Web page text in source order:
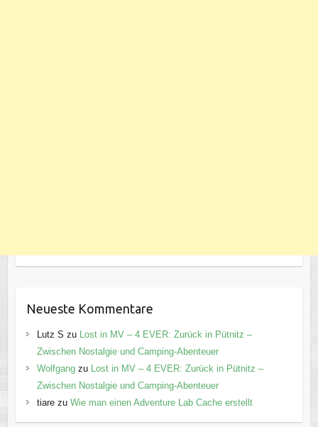
Neueste Kommentare
Lutz S zu Lost in MV – 4 EVER: Zurück in Pütnitz –
Zwischen Nostalgie und Camping-Abenteuer
Wolfgangzu Lost in MV – 4 EVER: Zurück in Pütnitz –
Zwischen Nostalgie und Camping-Abenteuer
tiarezu Wie man einen Adventure Lab Cache erstellt